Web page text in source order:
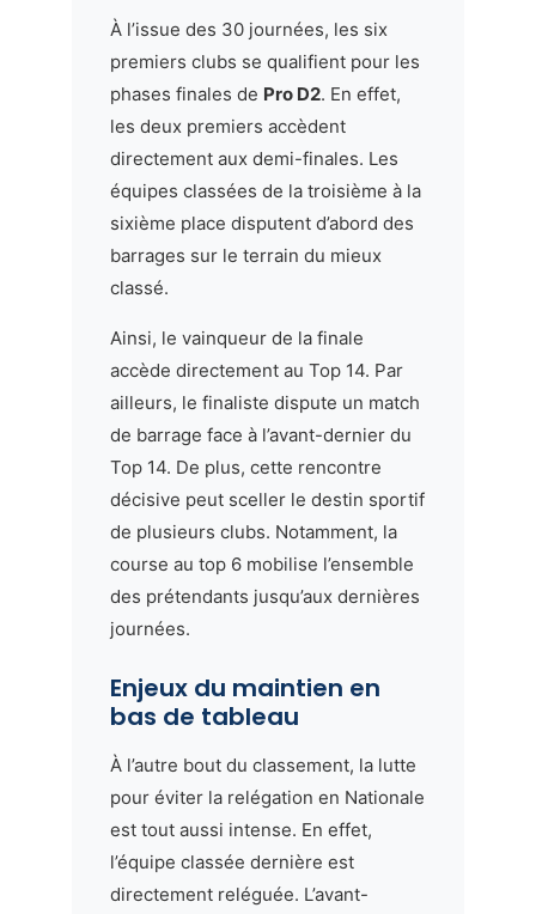
À l’issue des 30 journées, les six
premiers clubs se qualifient pour les
phases finales de Pro D2. En effet,
les deux premiers accèdent
directement aux demi-finales. Les
équipes classées de la troisième à la
sixième place disputent d’abord des
barrages sur le terrain du mieux
classé.
Ainsi, le vainqueur de la finale
accède directement au Top 14. Par
ailleurs, le finaliste dispute un match
de barrage face à l’avant-dernier du
Top 14. De plus, cette rencontre
décisive peut sceller le destin sportif
de plusieurs clubs. Notamment, la
course au top 6 mobilise l’ensemble
des prétendants jusqu’aux dernières
journées.
Enjeux du maintien en
bas de tableau
À l’autre bout du classement, la lutte
pour éviter la relégation en Nationale
est tout aussi intense. En effet,
l’équipe classée dernière est
directement reléguée. L’avant-